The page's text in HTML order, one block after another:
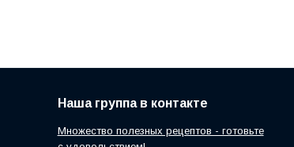
Наша группа в контакте
Множество полезных рецептов - готовьте